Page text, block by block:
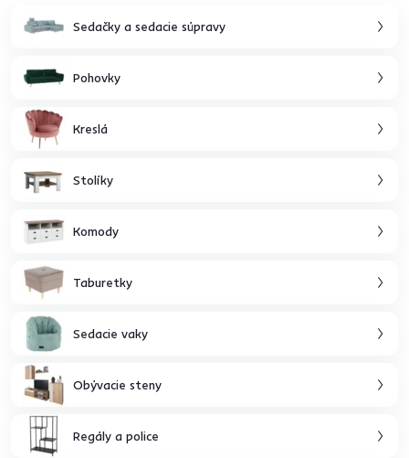
Sedačky a sedacie súpravy
Pohovky
Kreslá
Stolíky
Komody
Taburetky
Sedacie vaky
Obývacie steny
Regály a police